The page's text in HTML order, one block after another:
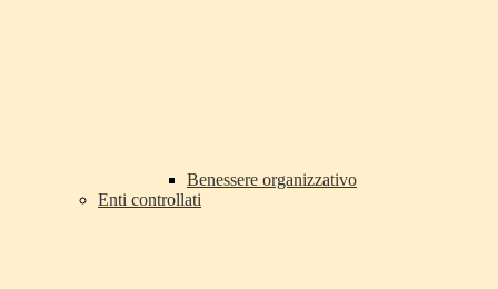
Benessere organizzativo
Enti controllati